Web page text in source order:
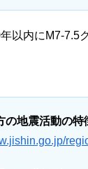
以内にM7-7.5
の地震活動の特